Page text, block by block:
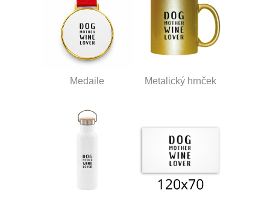
Medaile Metalický hrnček